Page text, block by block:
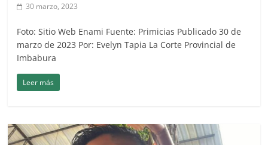
30 marzo, 2023
Foto: Sitio Web Enami Fuente: Primicias Publicado 30 de
marzo de 2023 Por: Evelyn Tapia La Corte Provincial de
Imbabura
Leer más